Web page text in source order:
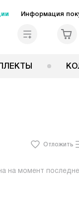
Информация
Отложить
на момент